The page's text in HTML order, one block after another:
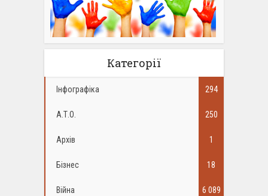
Категорії
Інфографіка 294
А.Т.О. 250
Архів 1
Бізнес 18
Війна 6 089